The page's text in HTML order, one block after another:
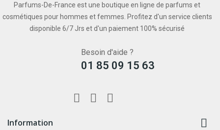
Parfums-De-France est une boutique en ligne de parfums et
cosmétiques pour hommes et femmes. Profitez d'un service clients
disponible 6/7 Jrs et d'un paiement 100% sécurisé
Besoin d'aide ?
01 85 09 15 63
Information 